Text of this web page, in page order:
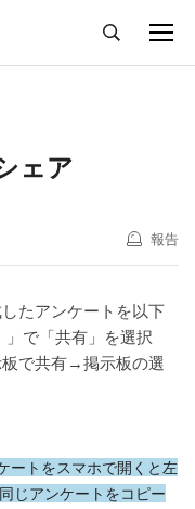
ェア
報告
たアンケートを以下
で「共有」を選択
で共有→掲示板の選
ートをスマホで開くと左
じアンケートをコピー